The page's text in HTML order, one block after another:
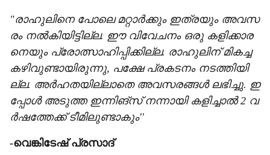
"രാ​ഹു​ലി​നെ പോ​ലെ മ​റ്റാ​ര്‍ക്കും ഇ​ത്ര​യും അ​വ​സ​
രം ന​ല്‍കി​യി​ട്ടി​ല്ല. ഈ ​വി​വേ​ച​നം ഒ​രു ക​ളി​ക്കാ​ര​
നെ​യും പ്രോ​ത്സാ​ഹി​പ്പി​ക്കി​ല്ല. രാ​ഹു​ലി​ന് മി​ക​ച്ച
ക​ഴി​വു​ണ്ടാ​യി​രു​ന്നു, പ​ക്ഷേ പ്ര​ക​ട​നം ന​ട​ത്തി​യി​
ല്ല. അ​ര്‍ഹ​ത​യി​ല്ലാ​തെ അ​വ​സ​ര​ങ്ങ​ള്‍ ല​ഭി​ച്ചു. ഇ​
പ്പോ​ള്‍ അ​ടു​ത്ത ഇ​ന്നി​ങ്സ് ന​ന്നാ​യി ക​ളി​ച്ചാ​ല്‍ 2 വ​
ര്‍ഷ​ത്തേ​ക്ക് ടീ​മി​ലു​ണ്ടാ​കും''
-വെ​ങ്കി​ടേ​ഷ് പ്ര​സാ​ദ്